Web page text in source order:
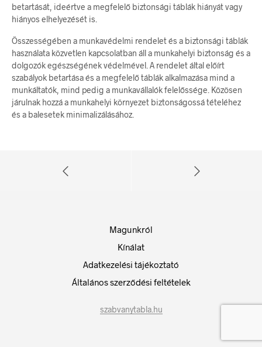
betartását, ideértve a megfelelő biztonsági táblák hiányát vagy
hiányos elhelyezését is.
Összességében a munkavédelmi rendelet és a biztonsági táblák
használata közvetlen kapcsolatban áll a munkahelyi biztonság és a
dolgozók egészségének védelmével. A rendelet által előírt
szabályok betartása és a megfelelő táblák alkalmazása mind a
munkáltatók, mind pedig a munkavállalók felelőssége. Közösen
járulnak hozzá a munkahelyi környezet biztonságossá tételéhez
és a balesetek minimalizálásához.
Magunkról
Kínálat
Adatkezelési tájékoztató
Általános szerződési feltételek
szabvanytabla.hu